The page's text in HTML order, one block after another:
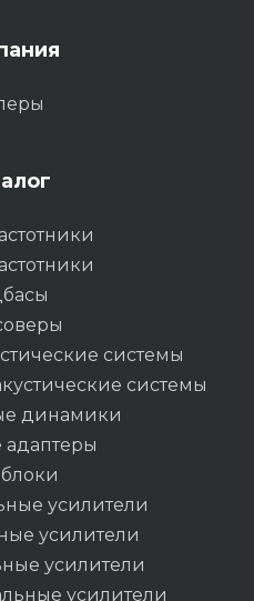
системы
системы
динамики
адаптеры
усилители
усилители
усилители
усилители